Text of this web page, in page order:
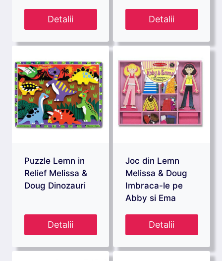
Detalii Detalii
Puzzle Lemn in
Relief Melissa &
Doug Dinozauri
Detalii
Joc din Lemn
Melissa & Doug
Imbraca-le pe
Abby si Ema
Detalii